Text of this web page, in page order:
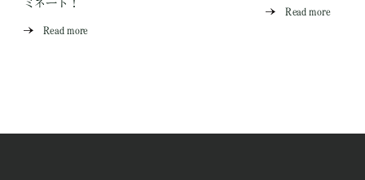
ミネート！
Read more
Read more